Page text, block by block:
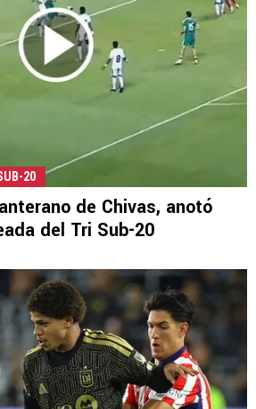
20
de Chivas, anotó
del Tri Sub-20